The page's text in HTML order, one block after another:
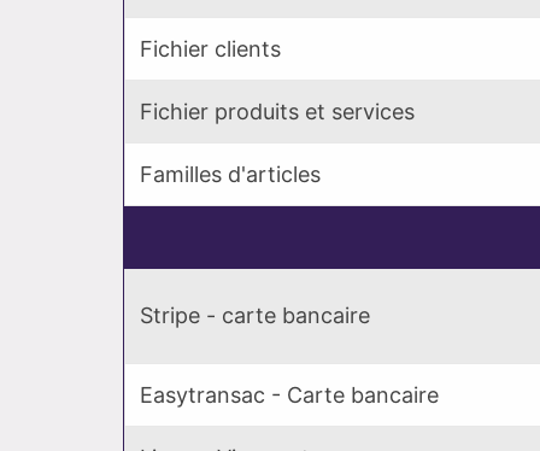
Fichier clients
Fichier produits et services
Familles d'articles
Stripe - carte bancaire
Easytransac - Carte bancaire